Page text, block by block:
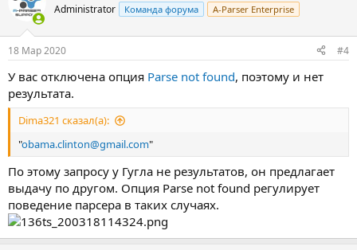
Administrator Команда форума A-Parser Enterprise
18 Мар 2020 #4
У вас отключена опция Parse not found, поэтому и нет
результата.
Dima321 сказал(а):
"obama.clinton@gmail.com"
По этому запросу у Гугла не результатов, он предлагает
выдачу по другом. Опция Parse not found регулирует
поведение парсера в таких случаях.